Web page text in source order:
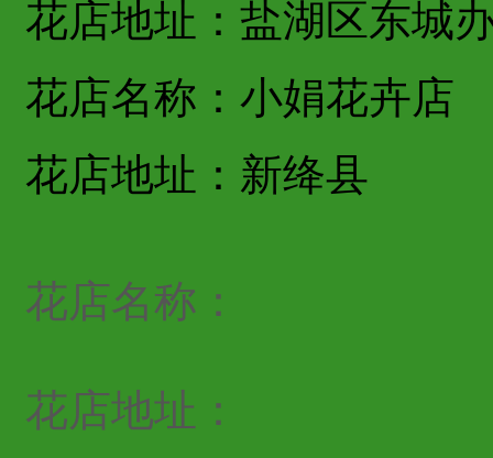
花店地址：盐湖区东城
花店名称：小娟花卉店
花店地址：新绛县
花店名称：
花店地址：